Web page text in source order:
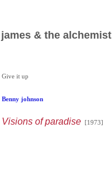
& the alchemist
Give it up
Benny johnson
Visions of paradise[1973]